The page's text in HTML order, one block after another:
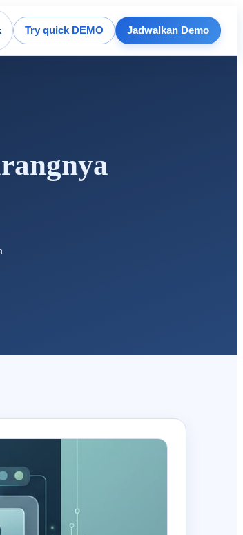
Try quick DEMO Jadwalkan Demo